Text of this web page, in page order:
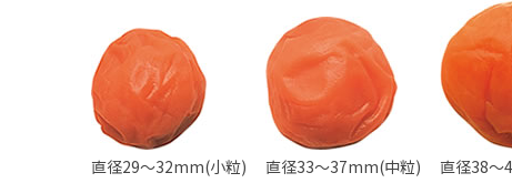
直径29～32mm(小粒) 直径33～37mm(中粒) 直径38～